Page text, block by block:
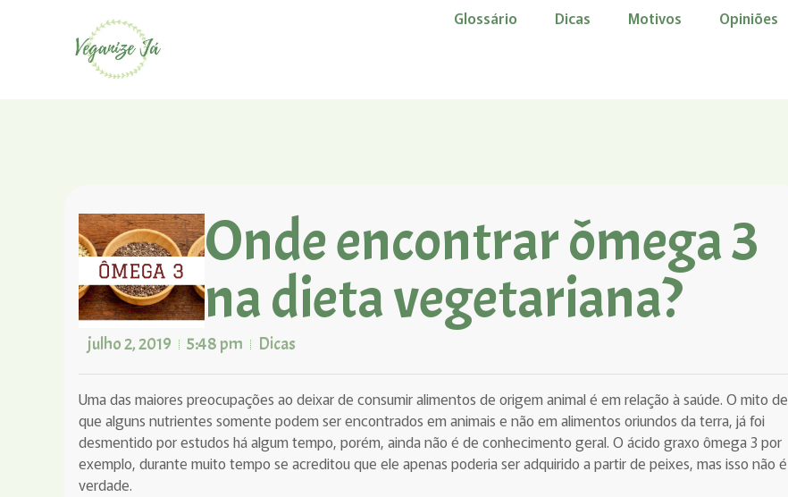
Glossário Dicas Motivos Opiniões
Onde encontrar ômega 3
na dieta vegetariana?
julho 2, 2019 5:48 pm Dicas
Uma das maiores preocupações ao deixar de consumir alimentos de origem animal é em relação à saúde. O mito de
que alguns nutrientes somente podem ser encontrados em animais e não em alimentos oriundos da terra, já foi
desmentido por estudos há algum tempo, porém, ainda não é de conhecimento geral. O ácido graxo ômega 3 por
exemplo, durante muito tempo se acreditou que ele apenas poderia ser adquirido a partir de peixes, mas isso não é
verdade.